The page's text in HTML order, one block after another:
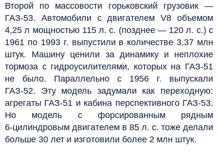
Второй по массовости горьковский грузовик —
ГАЗ-53. Автомобили с двигателем V8 объемом
4,25 л мощностью 115 л. с. (позднее — 120 л. с.) с
1961 по 1993 г. выпустили в количестве 3,37 млн
штук. Машину ценили за динамику и неплохие
тормоза с гидроусилителями, которых на ГАЗ-51
не было. Параллельно с 1956 г. выпускали
ГАЗ-52. Эту модель задумали как переходную:
агрегаты ГАЗ-51 и кабина перспективного ГАЗ-53.
Но модель с форсированным рядным
6‑цилиндровым двигателем в 85 л. с. тоже делали
больше 30 лет и изготовили более 2 млн штук.